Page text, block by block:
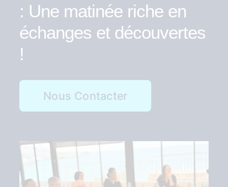
: Une matinée riche en
échanges et découvertes
!
Nous Contacter